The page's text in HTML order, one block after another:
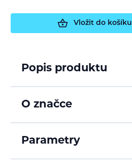
Vložit do košíku
Popis produktu
O značce
Parametry